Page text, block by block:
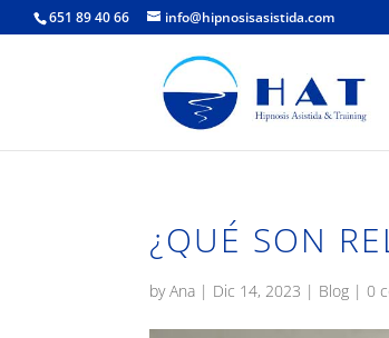
651 89 40 66 info@hipnosisasistida.com
¿QUÉ SON
byAna | Dic 14, 2023 | Blog |0